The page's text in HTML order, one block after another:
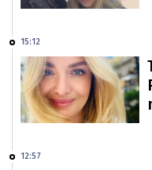
15:12
12:57